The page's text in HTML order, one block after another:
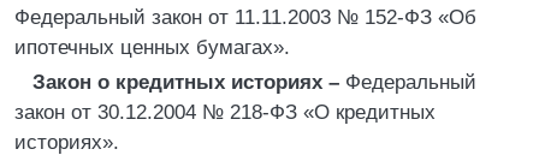
Федеральный закон от 11.11.2003 № 152-ФЗ «Об
ипотечных ценных бумагах».
Закон о кредитных историях – Федеральный
закон от 30.12.2004 № 218-ФЗ «О кредитных
историях».